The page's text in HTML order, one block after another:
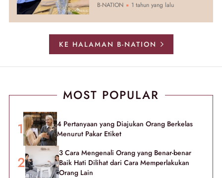
B-NATION 1 tahun yang lalu
KE HALAMAN B-NATION
MOST POPULAR
4 Pertanyaan yang Diajukan Orang Berkelas
Menurut Pakar Etiket
3 Cara Mengenali Orang yang Benar-benar
Baik Hati Dilihat dari Cara Memperlakukan
Orang Lain